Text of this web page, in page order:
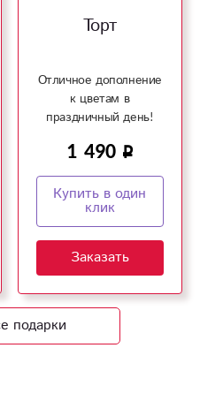
Торт
Отличное дополнение
к цветам в
праздничный день!
1 490
Купить в один
клик
Заказать
подарки